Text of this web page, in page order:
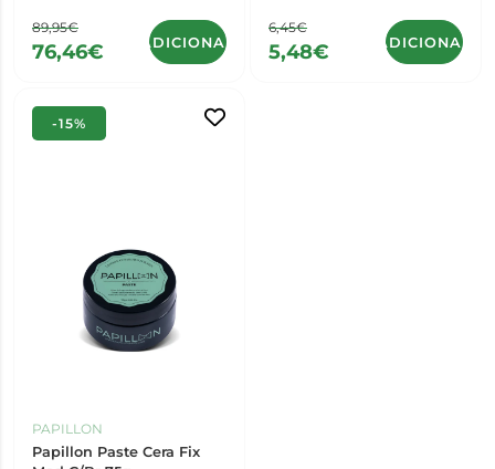
89,95€
76,46€ ADICIONAR
6,45€
5,48€ ADICIONAR
-15%
PAPILLON
Papillon Paste Cera Fix